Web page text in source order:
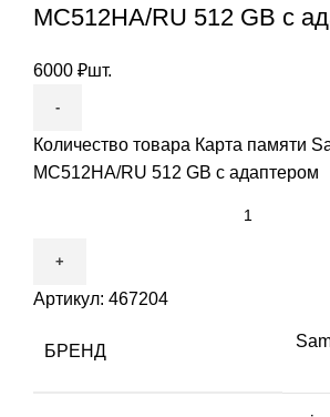
MC512HA/RU 512 GB с
6000 ₽шт.
Количество товара Карта памяти
MC512HA/RU 512 GB с адаптером
Артикул: 467204
БРЕНД